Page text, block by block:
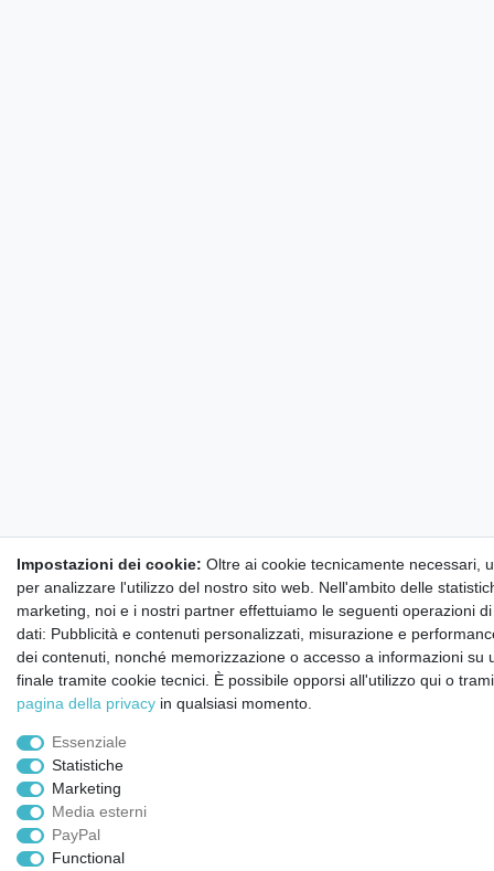
Impostazioni dei cookie: Oltre ai cookie tecnicamente necessari,
per analizzare l'utilizzo del nostro sito web. Nell'ambito delle
marketing, noi e i nostri partner effettuiamo le seguenti operazioni
dati: Pubblicità e contenuti personalizzati, misurazione e
dei contenuti, nonché memorizzazione o accesso a informazioni su
finale tramite cookie tecnici. È possibile opporsi all'utilizzo qui o
pagina della privacy in qualsiasi momento.
Essenziale
Statistiche
Marketing
Media esterni
PayPal
Functional